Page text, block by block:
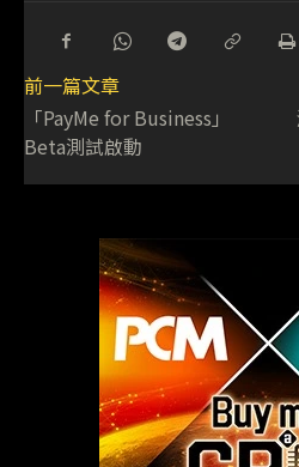
前一篇文章
「PayMe for Business」
Beta測試啟動